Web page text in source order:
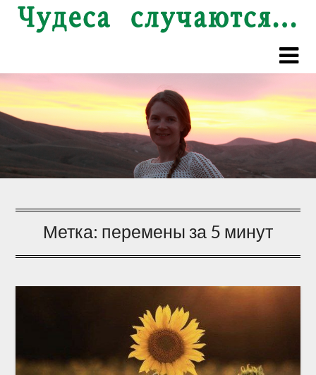
Перейти
Метка: перемены за 5 минут